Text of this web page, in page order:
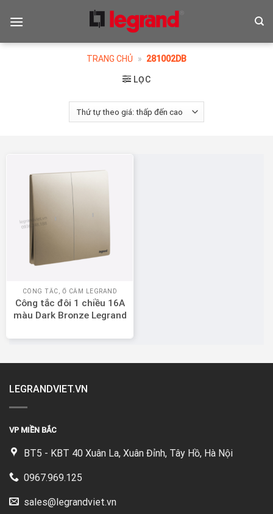
TRANG CHỦ » 281002DB
LỌC
CÔNG TẮC, Ổ CẮM LEGRAND
Công tắc đôi 1 chiều 16A
màu Dark Bronze Legrand
LEGRANDVIET.VN
VP MIỀN BẮC
BT5 - KBT 40 Xuân La, Xuân Đỉnh, Tây Hồ, Hà Nội
0967.969.125
sales@legrandviet.vn